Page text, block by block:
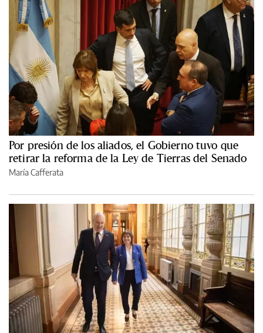
Por presión de los aliados, el Gobierno tuvo que
retirar la reforma de la Ley de Tierras del Senado
María Cafferata